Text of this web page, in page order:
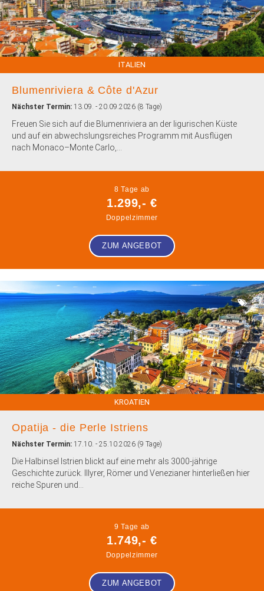
ITALIEN
Blumenriviera & Côte d'Azur
Nächster Termin: 13.09. - 20.09.2026 (8 Tage)
Freuen Sie sich auf die Blumenriviera an der ligurischen Küste
und auf ein abwechslungsreiches Programm mit Ausflügen
nach Monaco–Monte Carlo,...
8 Tage ab
1.299,- €
Doppelzimmer
ZUM ANGEBOT
KROATIEN
Opatija - die Perle Istriens
Nächster Termin: 17.10. - 25.10.2026 (9 Tage)
Die Halbinsel Istrien blickt auf eine mehr als 3000-jährige
Geschichte zurück. Illyrer, Römer und Venezianer hinterließen hier
reiche Spuren und...
9 Tage ab
1.749,- €
Doppelzimmer
ZUM ANGEBOT